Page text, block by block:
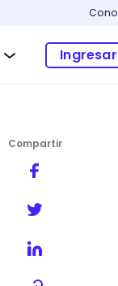
Ingresar
Compartir